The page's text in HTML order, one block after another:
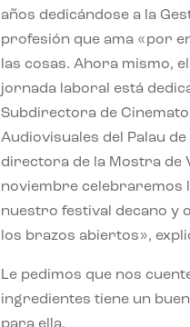
años dedicándose a la
profesión que ama «por
las cosas. Ahora mismo,
jornada laboral está
Subdirectora de
Audiovisuales del Palau
directora de la Mostra de
noviembre celebraremos
nuestro festival decano y
los brazos abiertos»,
Le pedimos que nos
ingredientes tiene un